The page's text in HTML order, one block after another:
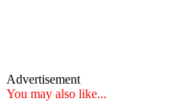
Advertisement
You may also like...